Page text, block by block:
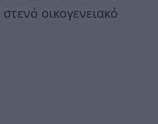
οικογενειακό